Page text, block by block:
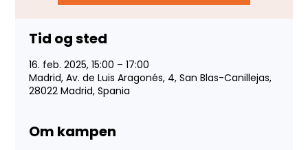
Tid og sted
16. feb. 2025, 15:00 – 17:00
Madrid, Av. de Luis Aragonés, 4, San Blas-Canillejas,
28022 Madrid, Spania
Om kampen